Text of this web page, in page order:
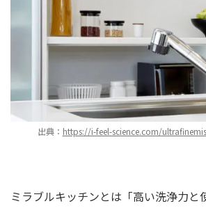
出典： https://i-feel-science.com/
ミラブルキッチンとは「高い洗浄力と